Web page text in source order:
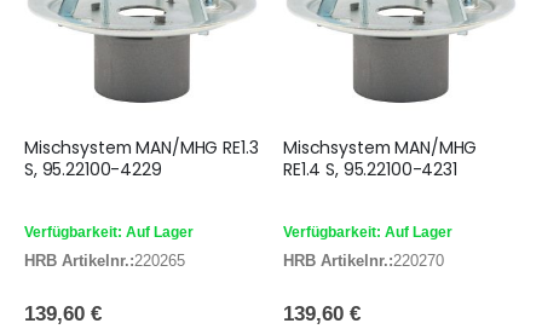
Mischsystem MAN/MHG RE1.3
S, 95.22100-4229
Verfügbarkeit: Auf Lager
HRB Artikelnr.:220265
139,60 €
Mischsystem MAN/MHG
RE1.4 S, 95.22100-4231
Verfügbarkeit: Auf Lager
HRB Artikelnr.:220270
139,60 €